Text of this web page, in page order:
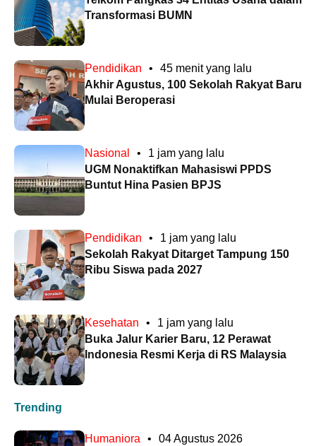
Transformasi BUMN
Pendidikan •
45 menit yang lalu
Akhir Agustus, 100 Sekolah Rakyat Baru
Mulai Beroperasi
Nasional •
1 jam yang lalu
UGM Nonaktifkan Mahasiswi PPDS
Buntut Hina Pasien BPJS
Pendidikan •
1 jam yang lalu
Sekolah Rakyat Ditarget Tampung 150
Ribu Siswa pada 2027
Kesehatan •
1 jam yang lalu
Buka Jalur Karier Baru, 12 Perawat
Indonesia Resmi Kerja di RS Malaysia
Trending
Humaniora •
04 Agustus 2026